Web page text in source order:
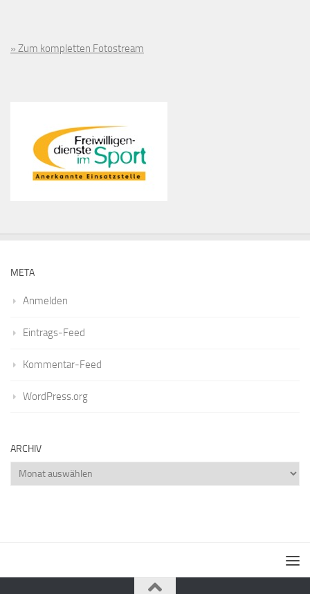
» Zum kompletten Fotostream
META
Anmelden
Eintrags-Feed
Kommentar-Feed
WordPress.org
ARCHIV
Archiv